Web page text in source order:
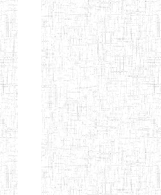
Début Préc. 4
13
Suivant Fin
Etablissements
d'enseignement